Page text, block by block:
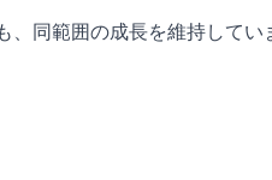
同範囲の成長を維持して